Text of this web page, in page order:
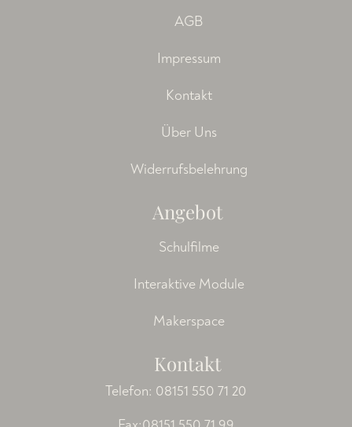
AGB
Impressum
Kontakt
Über Uns
Widerrufsbelehrung
Angebot
Schulfilme
Interaktive Module
Makerspace
Kontakt
Telefon: 08151 550 71 20